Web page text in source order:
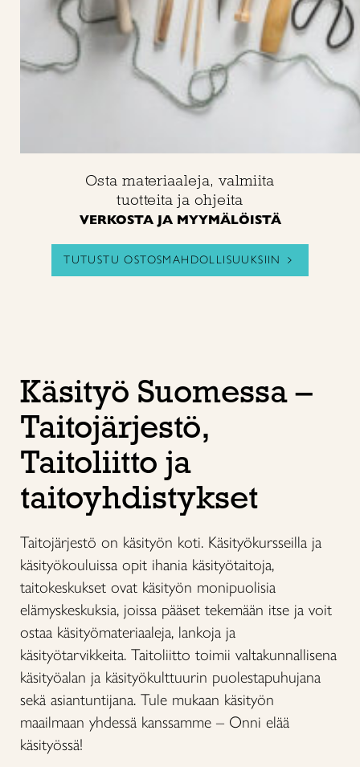
Osta materiaaleja, valmiita
tuotteita ja ohjeita
VERKOSTA JA MYYMÄLÖISTÄ
TUTUSTU OSTOSMAHDOLLISUUKSIIN
Käsityö Suomessa –
Taitojärjestö,
Taitoliitto ja
taitoyhdistykset
Taitojärjestö on käsityön koti. Käsityökursseilla ja
käsityökouluissa opit ihania käsityötaitoja,
taitokeskukset ovat käsityön monipuolisia
elämyskeskuksia, joissa pääset tekemään itse ja voit
ostaa käsityömateriaaleja, lankoja ja
käsityötarvikkeita. Taitoliitto toimii valtakunnallisena
käsityöalan ja käsityökulttuurin puolestapuhujana
sekä asiantuntijana. Tule mukaan käsityön
maailmaan yhdessä kanssamme – Onni elää
käsityössä!